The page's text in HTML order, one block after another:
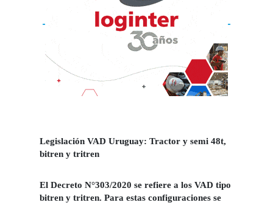
Legislación VAD Uruguay: Tractor y semi 48t,
bitren y tritren
El Decreto N°303/2020 se refiere a los VAD tipo
bitren y tritren. Para estas configuraciones se